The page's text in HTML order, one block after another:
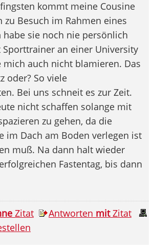
kommt meine Cousine
zu Besuch im Rahmen eines
habe sie noch nie persönlich
Sporttrainer an einer University
auch nicht blamieren. Das
oder? So viele
Bei uns schneit es zur Zeit.
nicht schaffen solange mit
zu gehen, da die
im Dach am Boden verlegen ist
muß. Na dann halt wieder
Fastentag, bis dann
Zitat Antworten mitZitat